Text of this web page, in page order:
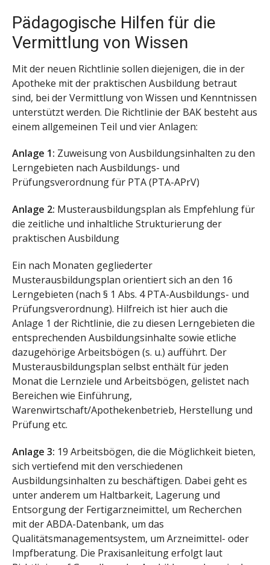
Pädagogische Hilfen für die
Vermittlung von Wissen
Mit der neuen Richtlinie sollen diejenigen, die in der
Apotheke mit der praktischen Ausbildung betraut
sind, bei der Vermittlung von Wissen und Kenntnissen
unterstützt werden. Die Richtlinie der BAK besteht aus
einem allgemeinen Teil und vier Anlagen:
Anlage 1: Zuweisung von Ausbildungsinhalten zu den
Lerngebieten nach Ausbildungs- und
Prüfungsverordnung für PTA (PTA-APrV)
Anlage 2: Musterausbildungsplan als Empfehlung für
die zeitliche und inhaltliche Strukturierung der
praktischen Ausbildung
Ein nach Monaten gegliederter
Musterausbildungsplan orientiert sich an den 16
Lerngebieten (nach § 1 Abs. 4 PTA-Ausbildungs- und
Prüfungsverordnung). Hilfreich ist hier auch die
Anlage 1 der Richtlinie, die zu diesen Lerngebieten die
entsprechenden Ausbildungsinhalte sowie etliche
dazugehörige Arbeitsbögen (s. u.) aufführt. Der
Musterausbildungsplan selbst enthält für jeden
Monat die Lernziele und Arbeitsbögen, gelistet nach
Bereichen wie Einführung,
Warenwirtschaft/Apothekenbetrieb, Herstellung und
Prüfung etc.
Anlage 3: 19 Arbeitsbögen, die die Möglichkeit bieten,
sich vertiefend mit den verschiedenen
Ausbildungsinhalten zu beschäftigen. Dabei geht es
unter anderem um Haltbarkeit, Lagerung und
Entsorgung der Fertigarzneimittel, um Recherchen
mit der ABDA-Datenbank, um das
Qualitätsmanagementsystem, um Arzneimittel- oder
Impfberatung. Die Praxisanleitung erfolgt laut